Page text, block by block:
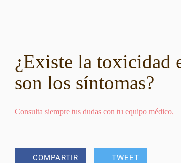
¿Existe la toxicidad
son los síntomas?
Consulta siempre tus dudas con tu equipo médico.
COMPARTIR TWEET